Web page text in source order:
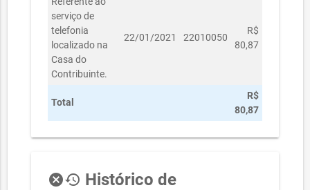
serviço de
telefonia
localizado na
Casa do
Contribuinte.
22/01/2021 22010050
R$
80,87
Total
R$
80,87
cancelhistory Histórico de